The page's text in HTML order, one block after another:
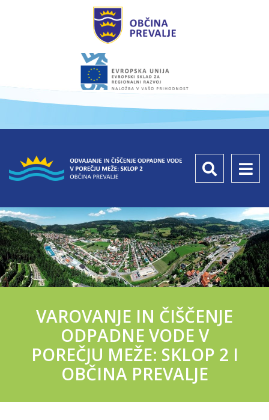
VAROVANJE IN ČIŠČENJE
ODPADNE VODE V
POREČJU MEŽE: SKLOP 2 I
OBČINA PREVALJE